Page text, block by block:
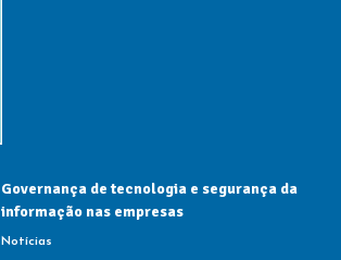
Governança de tecnologia e segurança da
informação nas empresas
Notícias